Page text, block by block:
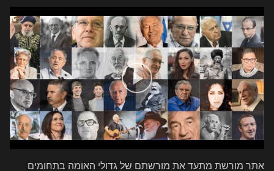
אתר מורשת מתעד את מורשתם של גדולי האומה בתחומים